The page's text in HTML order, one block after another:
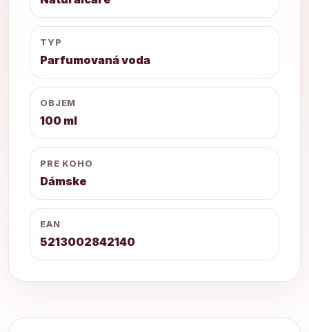
TYP
Parfumovaná voda
OBJEM
100 ml
PRE KOHO
Dámske
EAN
5213002842140